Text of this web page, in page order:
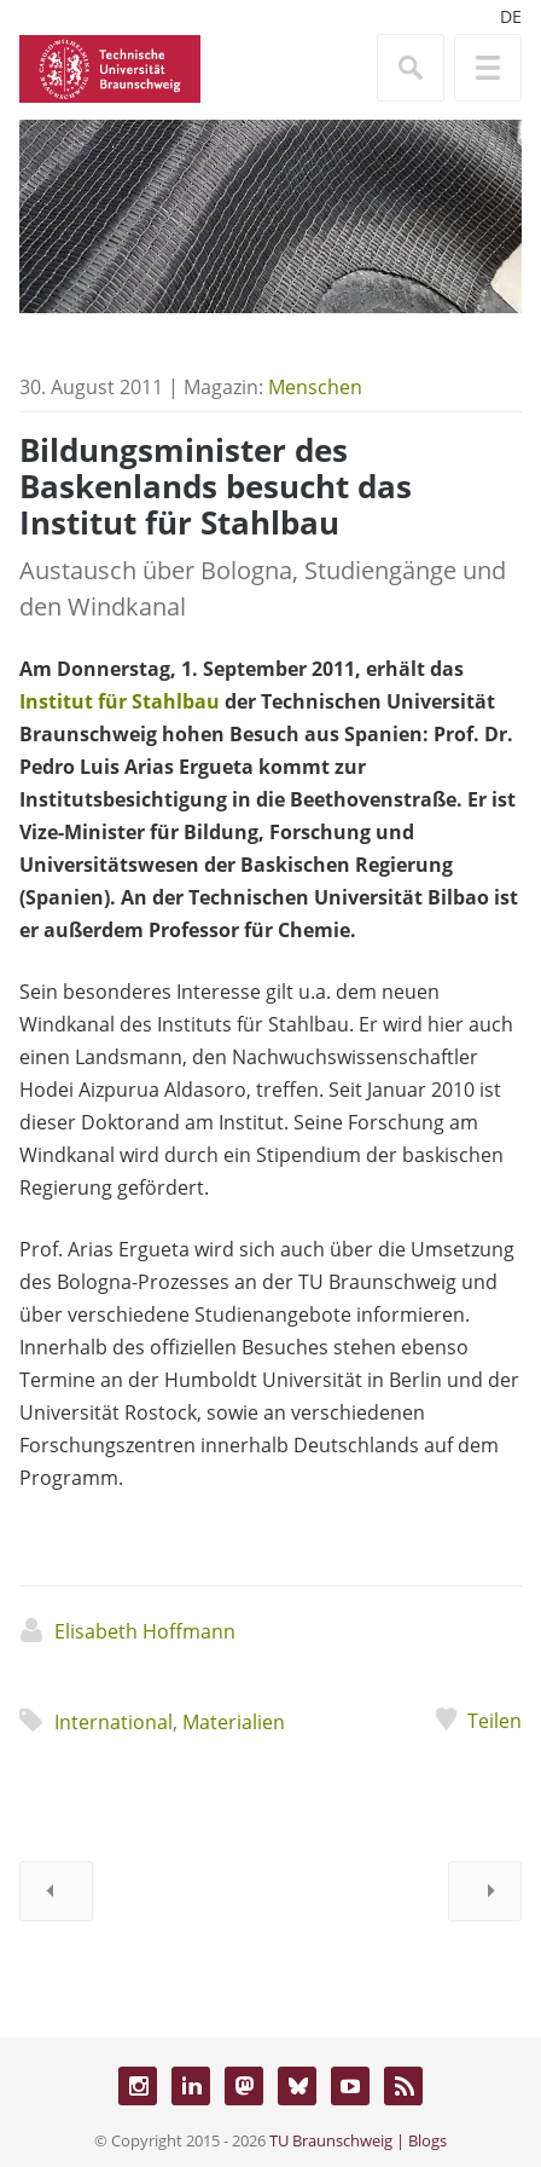
DE
30. August 2011 | Magazin: Menschen
Bildungsminister des
Baskenlands besucht das
Institut für Stahlbau
Austausch über Bologna, Studiengänge und
den Windkanal
Am Donnerstag, 1. September 2011, erhält das
Institut für Stahlbau der Technischen Universität
Braunschweig hohen Besuch aus Spanien: Prof. Dr.
Pedro Luis Arias Ergueta kommt zur
Institutsbesichtigung in die Beethovenstraße. Er ist
Vize-Minister für Bildung, Forschung und
Universitätswesen der Baskischen Regierung
(Spanien). An der Technischen Universität Bilbao ist
er außerdem Professor für Chemie.
Sein besonderes Interesse gilt u.a. dem neuen
Windkanal des Instituts für Stahlbau. Er wird hier auch
einen Landsmann, den Nachwuchswissenschaftler
Hodei Aizpurua Aldasoro, treffen. Seit Januar 2010 ist
dieser Doktorand am Institut. Seine Forschung am
Windkanal wird durch ein Stipendium der baskischen
Regierung gefördert.
Prof. Arias Ergueta wird sich auch über die Umsetzung
des Bologna-Prozesses an der TU Braunschweig und
über verschiedene Studienangebote informieren.
Innerhalb des offiziellen Besuches stehen ebenso
Termine an der Humboldt Universität in Berlin und der
Universität Rostock, sowie an verschiedenen
Forschungszentren innerhalb Deutschlands auf dem
Programm.
Elisabeth Hoffmann
International, Materialien Teilen
© Copyright 2015 - 2026TU Braunschweig | Blogs